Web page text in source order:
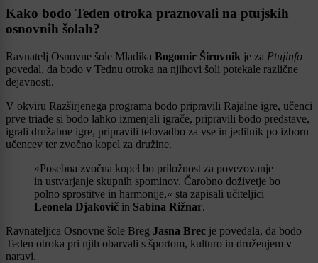
Kako bodo Teden otroka praznovali na ptujskih
osnovnih šolah?
Ravnatelj Osnovne šole Mladika Bogomir Širovnik je za Ptujinfo
povedal, da bodo v Tednu otroka na njihovi šoli potekale različne
dejavnosti.
V okviru Razširjenega programa bodo pripravili Rajalne igre, učenci
prve triade si bodo lahko izmenjali igrače, pripravili bodo predstave,
igrali družabne igre, pripravili telovadbo za vse in jedilnik po izboru
učencev ter zvočno kopel za družine.
»Posebna zvočna kopel bo priložnost za povezovanje
in ustvarjanje skupnih spominov. Čarobno doživetje bo
polno sprostitve in harmonije,« sta zapisali učiteljici
Leonela Djakovič in Sabina Rižnar.
Ravnateljica Osnovne šole Breg Jasna Brec je povedala, da bodo
Teden otroka pri njih obarvali s športom, kulturo in druženjem v
naravi.